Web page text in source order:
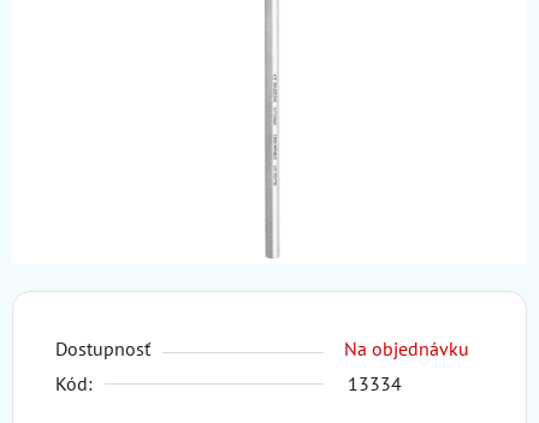
Dostupnosť
Na objednávku
Kód:
13334